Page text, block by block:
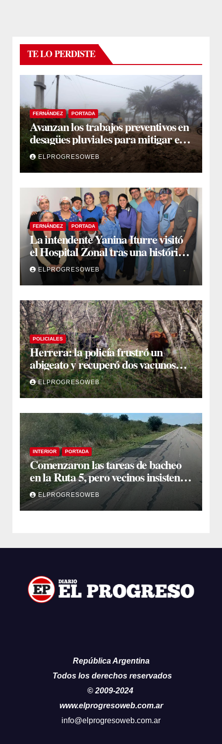
TE LO PERDISTE
FERNÁNDEZ PORTADA
Avanzan los trabajos preventivos en
desagües pluviales para mitigar el
impacto de la temporada de lluvias
ELPROGRESOWEB
FERNÁNDEZ PORTADA
La intendente Yanina Iturre visitó
el Hospital Zonal tras una histórica
jornada de intervenciones
laparoscópicas
ELPROGRESOWEB
POLICIALES
Herrera: la policía frustró un
abigeato y recuperó dos vacunos
ocultos en una zona montuosa
ELPROGRESOWEB
INTERIOR PORTADA
Comenzaron las tareas de bacheo
en la Ruta 5, pero vecinos insisten
en un reclamo integral
ELPROGRESOWEB
República Argentina
Todos los derechos reservados
© 2009-2024
www.elprogresoweb.com.ar
info@elprogresoweb.com.ar